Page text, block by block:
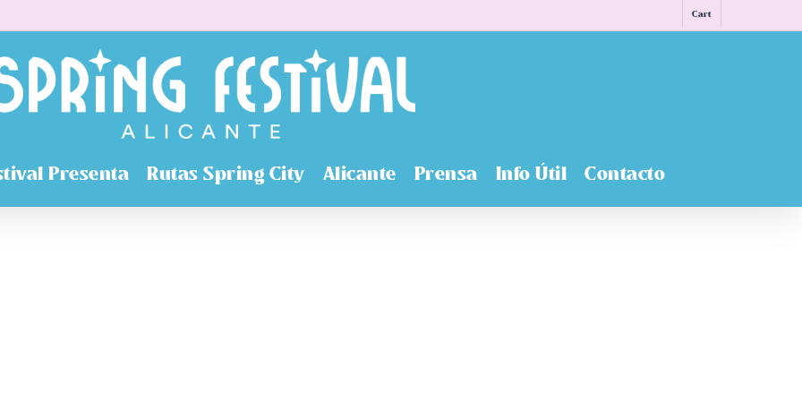
Cart
Presenta Rutas Spring City Alicante Prensa Info Útil Contacto